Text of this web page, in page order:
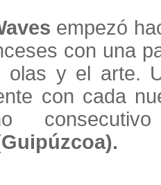
empezó
con una
olas y el arte.
con cada